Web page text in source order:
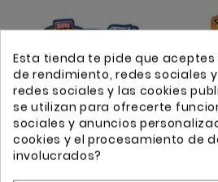
Esta tienda te pide que
de rendimiento, redes sociales
redes sociales y las cookies
se utilizan para ofrecerte
sociales y anuncios
cookies y el procesamiento de
involucrados?